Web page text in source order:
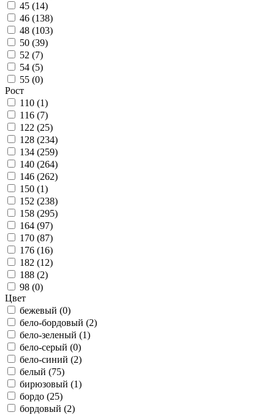
45 (14)
46 (138)
48 (103)
50 (39)
52 (7)
54 (5)
55 (0)
Рост
110 (1)
116 (7)
122 (25)
128 (234)
134 (259)
140 (264)
146 (262)
150 (1)
152 (238)
158 (295)
164 (97)
170 (87)
176 (16)
182 (12)
188 (2)
98 (0)
Цвет
бежевый (0)
бело-бордовый (2)
бело-зеленый (1)
бело-серый (0)
бело-синий (2)
белый (75)
бирюзовый (1)
бордо (25)
бордовый (2)